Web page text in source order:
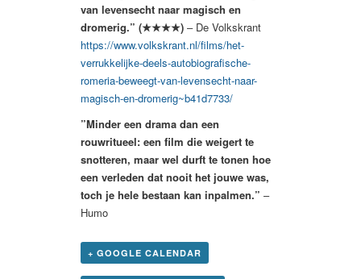
van levensecht naar magisch en
dromerig.” (★★★★) – De Volkskrant
https://www.volkskrant.nl/films/het-
verrukkelijke-deels-autobiografische-
romeria-beweegt-van-levensecht-naar-
magisch-en-dromerig~b41d7733/
”Minder een drama dan een
rouwritueel: een film die weigert te
snotteren, maar wel durft te tonen hoe
een verleden dat nooit het jouwe was,
toch je hele bestaan kan inpalmen.” –
Humo
+ GOOGLE CALENDAR